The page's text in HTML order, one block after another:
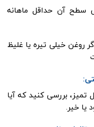
سطح آن حداقل ماهانه
روغن خیلی تیره یا غلیظ
بررسی کنید که آیا
یا خیر.